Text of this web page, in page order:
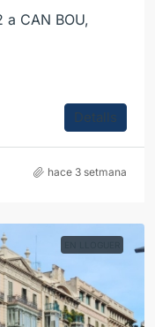
a CAN BOU,
Detalls
hace 3 setmana